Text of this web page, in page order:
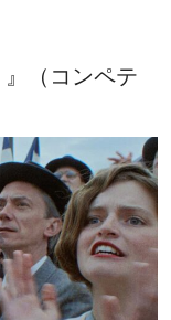
』（コンペテ